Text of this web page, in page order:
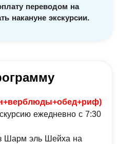
переводом на
накануне экскурсии.
ежедневно с 7:30
Шарм эль Шейха на